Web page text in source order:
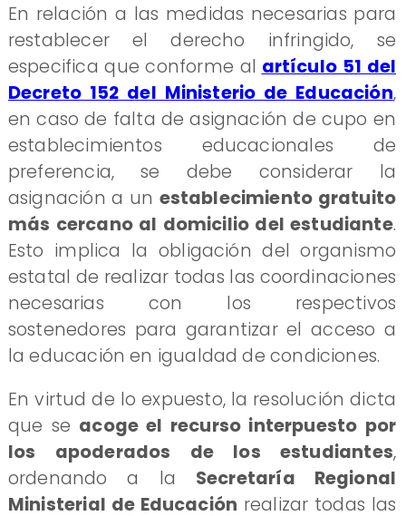
En relación a las medidas necesarias para
restablecer el derecho infringido, se
especifica que conforme al artículo 51 del
Decreto 152 del Ministerio de Educación,
en caso de falta de asignación de cupo en
establecimientos educacionales de
preferencia, se debe considerar la
asignación a un establecimiento gratuito
más cercano al domicilio del estudiante.
Esto implica la obligación del organismo
estatal de realizar todas las coordinaciones
necesarias con los respectivos
sostenedores para garantizar el acceso a
la educación en igualdad de condiciones.
En virtud de lo expuesto, la resolución dicta
que se acoge el recurso interpuesto por
los apoderados de los estudiantes,
ordenando a la Secretaría Regional
Ministerial de Educación realizar todas las